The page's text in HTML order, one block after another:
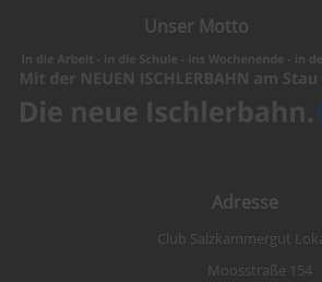
Unser Motto
Adresse
Club Salzkammergut
Moosstraße 154